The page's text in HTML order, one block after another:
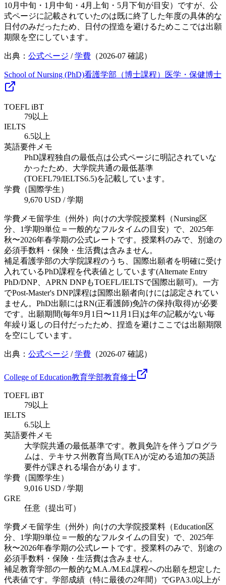
10月中旬・1月中旬・4月上旬・5月下旬が目安）ですが、公
式ページに記載されていたのは既に終了した年度の具体的な
日付のみだったため、日付の捏造を避けるためここでは出願
期限を空にしています。
出典： 公式ページ /学費 （2026-07 確認）
School of Nursing (PhD)看護学部（博士課程） 医学・保健博士
TOEFL iBT
79以上
IELTS
6.5以上
英語要件メモ
PhD課程独自の最低点は公式ページに明記されていな
かったため、大学院共通の最低基準
(TOEFL79/IELTS6.5)を記載しています。
学費（国際学生）
9,670 USD / 学期
学費メモ留学生（州外）向けの大学院授業料（Nursing区
分、1学期9単位＝一般的なフルタイムの目安）で、2025年
秋〜2026年春学期の公式レートです。授業料のみで、別途の
必須手数料・保険・生活費は含みません。
補足看護学部の大学院課程のうち、国際出願者を明確に受け
入れているPhD課程を代表値としています(Alternate Entry
PhD/DNP、APRN DNPもTOEFL/IELTSで国際出願可)。一方
でPost-Master's DNP課程は国際出願者向けには認定されてい
ません。PhD出願にはRN(正看護師)免許の保持(取得)が必要
です。出願期間(毎年9月1日〜11月1日)は年の記載がない毎
年繰り返しの日付だったため、捏造を避けここでは出願期限
を空にしています。
出典： 公式ページ /学費 （2026-07 確認）
College of Education教育学部教育修士
TOEFL iBT
79以上
IELTS
6.5以上
英語要件メモ
大学院共通の最低基準です。教員免許を伴うプログラ
ムは、テキサス州教育当局(TEA)が定める追加の英語
要件が課される場合があります。
学費（国際学生）
9,016 USD / 学期
GRE
任意（提出可）
学費メモ留学生（州外）向けの大学院授業料（Education区
分、1学期9単位＝一般的なフルタイムの目安）で、2025年
秋〜2026年春学期の公式レートです。授業料のみで、別途の
必須手数料・保険・生活費は含みません。
補足教育学部の一般的なM.A./M.Ed.課程への出願を想定した
代表値です。学部成績（特に最後の2年間）でGPA3.0以上が